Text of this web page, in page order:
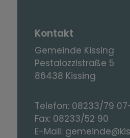
Kontakt
Gemeinde Kissing
Pestalozzistraße 5
86438 Kissing
Telefon: 08233/79
Fax: 08233/52 90
E-Mail: